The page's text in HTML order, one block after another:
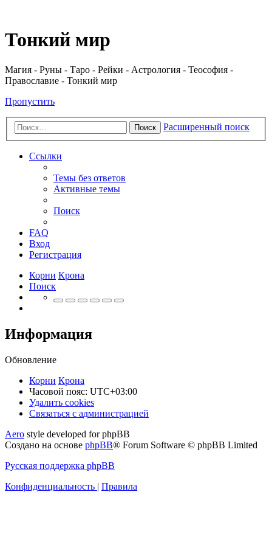
Тонкий мир
Магия - Руны - Таро - Рейки - Астрология - Теософия -
Православие - Тонкий мир
Пропустить
Поиск Расширенный поиск
Ссылки
Темы без ответов
Активные темы
Поиск
FAQ
Вход
Регистрация
Корни Крона
Поиск
Информация
Обновление
Корни Крона
Часовой пояс: UTC+03:00
Удалить cookies
Связаться
администрацией
Связаться с администрацией
Aero style developed for phpBB
Создано на основе phpBB® Forum Software © phpBB Limited
Русская поддержка phpBB
Конфиденциальность | Правила